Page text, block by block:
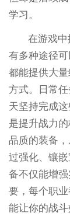
学习。
在游戏中
有多种途径
都能提供大
方式。日常
天坚持完成
是提升战力
品质的装备
过强化、镶
备不仅能增
要，每个职
能让你的战斗